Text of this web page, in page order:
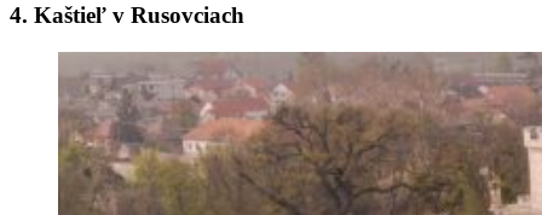
4. Kaštieľ v Rusovciach